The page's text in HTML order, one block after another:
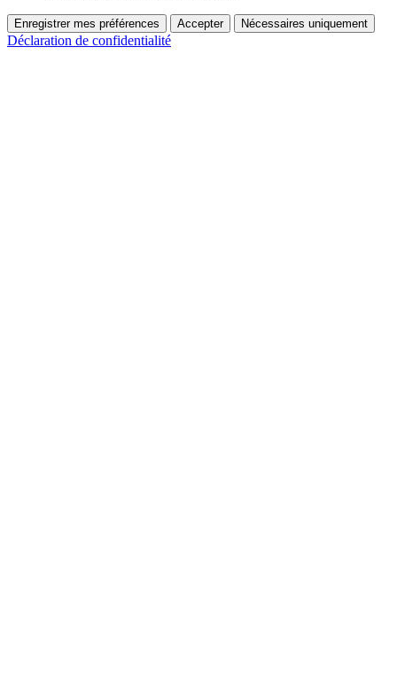
Enregistrer mes préférences Accepter Nécessaires uniquement
Déclaration de confidentialité